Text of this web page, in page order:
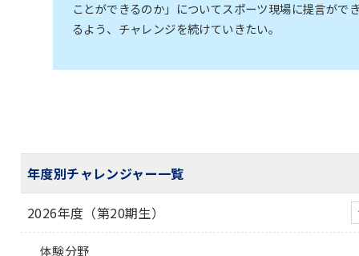
ことができるのか」についてスポーツ現場に提言がで
るよう、チャレンジを続けていきたい。
年度別チャレンジャー一覧
2026年度（第20期生）
体験分野